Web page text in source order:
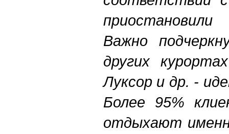
Важно
других
Луксор и др. -
Более 95%
отдыхают